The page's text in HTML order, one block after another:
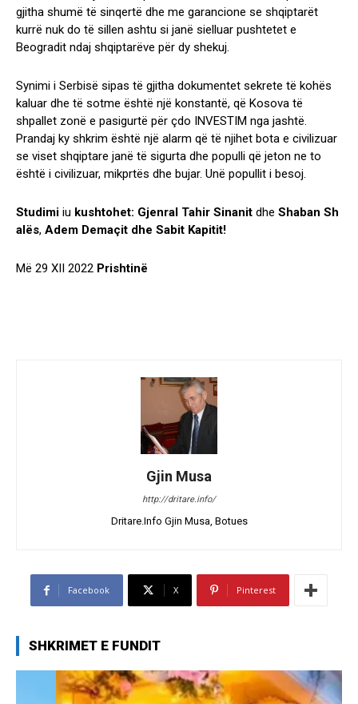
gjitha shumë të sinqertë dhe me garancione se shqiptarët
kurrë nuk do të sillen ashtu si janë sielluar pushtetet e
Beogradit ndaj shqiptarëve për dy shekuj.
Synimi i Serbisë sipas të gjitha dokumentet sekrete të kohës
kaluar dhe të sotme është një konstantë, që Kosova të
shpallet zonë e pasigurtë për çdo INVESTIM nga jashtë.
Prandaj ky shkrim është një alarm që të njihet bota e civilizuar
se viset shqiptare janë të sigurta dhe populli që jeton ne to
është i civilizuar, mikprtës dhe bujar. Unë popullit i besoj.
Studimi iu kushtohet: Gjenral Tahir Sinanit dhe Shaban Sh
alës, Adem Demaçit dhe Sabit Kapitit!
Më 29 XII 2022 Prishtinë
Gjin Musa
http://dritare.info/
Dritare.Info Gjin Musa, Botues
Facebook X Pinterest
SHKRIMET E FUNDIT